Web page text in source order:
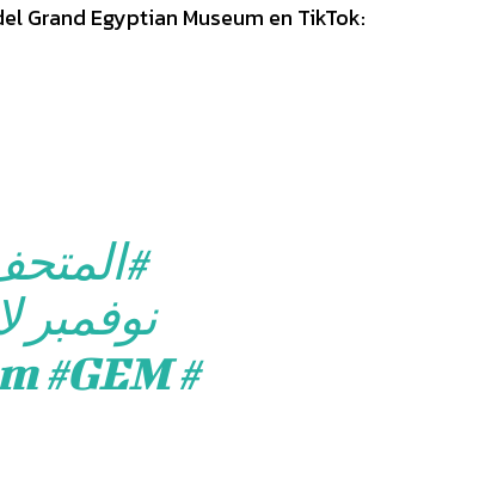
Grand Egyptian Museum en TikTok:
نوفمبر
#GEM#